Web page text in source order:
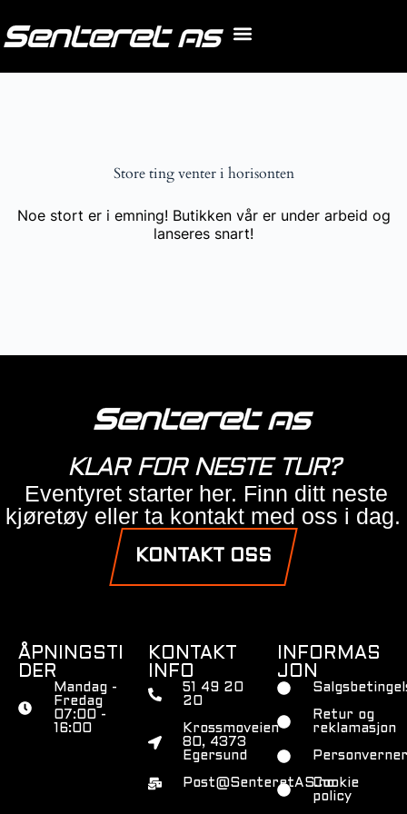
Store ting venter i horisonten
Noe stort er i emning! Butikken vår er under arbeid og
lanseres snart!
KLAR FOR NESTE TUR?
Eventyret starter her. Finn ditt neste
kjøretøy eller ta kontakt med oss i dag.
KONTAKT OSS
ÅPNINGSTI
DER
Mandag -
Fredag
07:00 -
16:00
KONTAKT
INFO
51 49 20
20
Krossmoveien
80, 4373
Egersund
Post@SenteretAS.no
INFORMAS
JON
Retur og
reklamasjon
Cookie
policy